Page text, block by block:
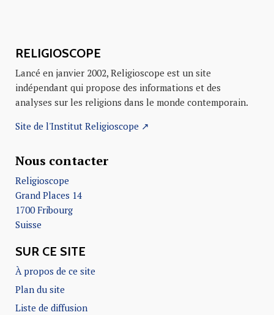
RELIGIOSCOPE
Lancé en janvier 2002, Religioscope est un site
indépendant qui propose des informations et des
analyses sur les religions dans le monde contemporain.
Site de l'Institut Religioscope ↗
Nous contacter
Religioscope
Grand Places 14
1700 Fribourg
Suisse
SUR CE SITE
À propos de ce site
Plan du site
Liste de diffusion